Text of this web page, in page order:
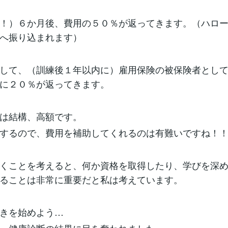
）６か月後、費用の５０％が返ってきます。（ハロ
振り込まれます）
て、（訓練後１年以内に）雇用保険の被保険者とし
２０％が返ってきます。
結構、高額です。
るので、費用を補助してくれるのは有難いですね！！
ことを考えると、何か資格を取得したり、学びを深
ことは非常に重要だと私は考えています。
を始めよう…